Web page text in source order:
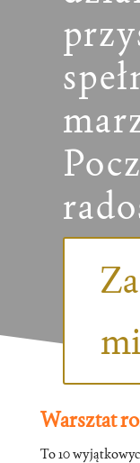
Warsztat
To 10